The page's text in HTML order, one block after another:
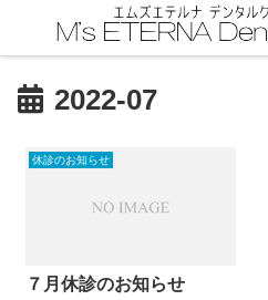
2022-07
休診のお知らせ
７月休診のお知らせ